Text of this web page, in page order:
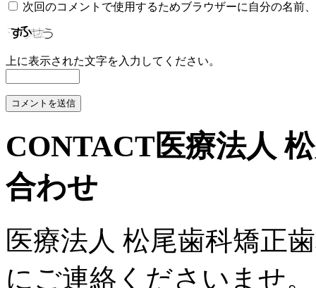
次回のコメントで使用するためブラウザーに自分の名前
上に表示された文字を入力してください。
CONTACT医療法人
合わせ
医療法人 松尾歯科矯正
にご連絡くださいませ。